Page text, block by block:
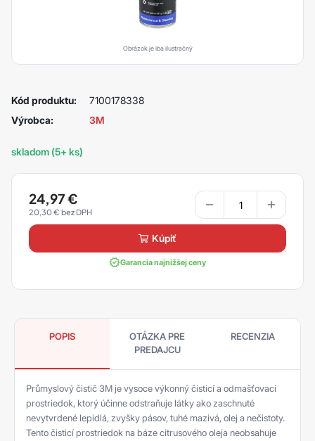
Obrázok je iba ilustračný
Kód produktu:
7100178338
Výrobca:
3M
skladom (5+ ks)
24,97€
20,30€
kúpiť
Garancia najnižšej ceny
POPIS
OTÁZKA PRE
PREDAJCU
RECENZIA
Průmyslový čistič 3M je vysoce výkonný čisticí a odmašťovací
prostriedok, ktorý účinne odstraňuje látky ako zaschnuté
nevytvrdené lepidlá, zvyšky pásov, tuhé mazivá, olej a nečistoty.
Tento čisticí prostriedok na báze citrusového oleja neobsahuje